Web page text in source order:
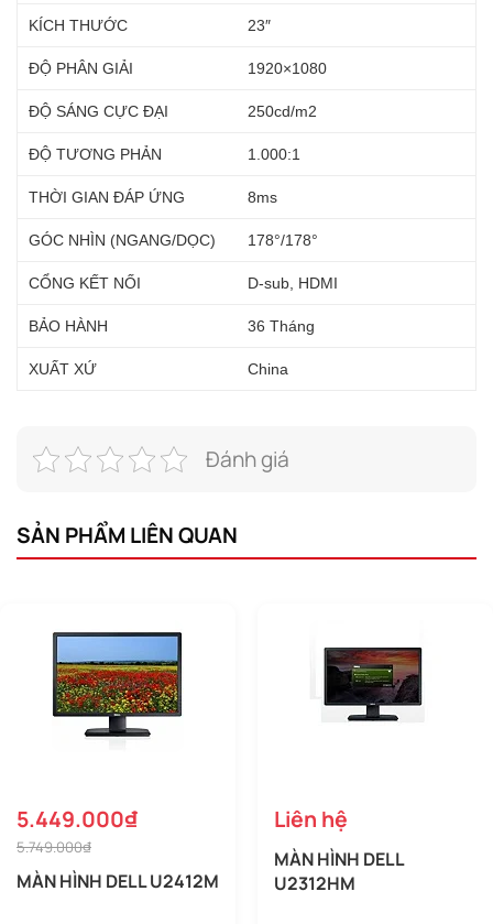
KÍCH THƯỚC 23″
ĐỘ PHÂN GIẢI 1920×1080
ĐỘ SÁNG CỰC ĐẠI 250cd/m2
ĐỘ TƯƠNG PHẢN 1.000:1
THỜI GIAN ĐÁP ỨNG 8ms
GÓC NHÌN (NGANG/DỌC) 178°/178°
CỔNG KẾT NỐI D-sub, HDMI
BẢO HÀNH 36 Tháng
XUẤT XỨ China
Đánh giá
SẢN PHẨM LIÊN QUAN
5.449.000₫
5.749.000₫
MÀN HÌNH DELL U2412M
Liên hệ
MÀN HÌNH DELL
U2312HM